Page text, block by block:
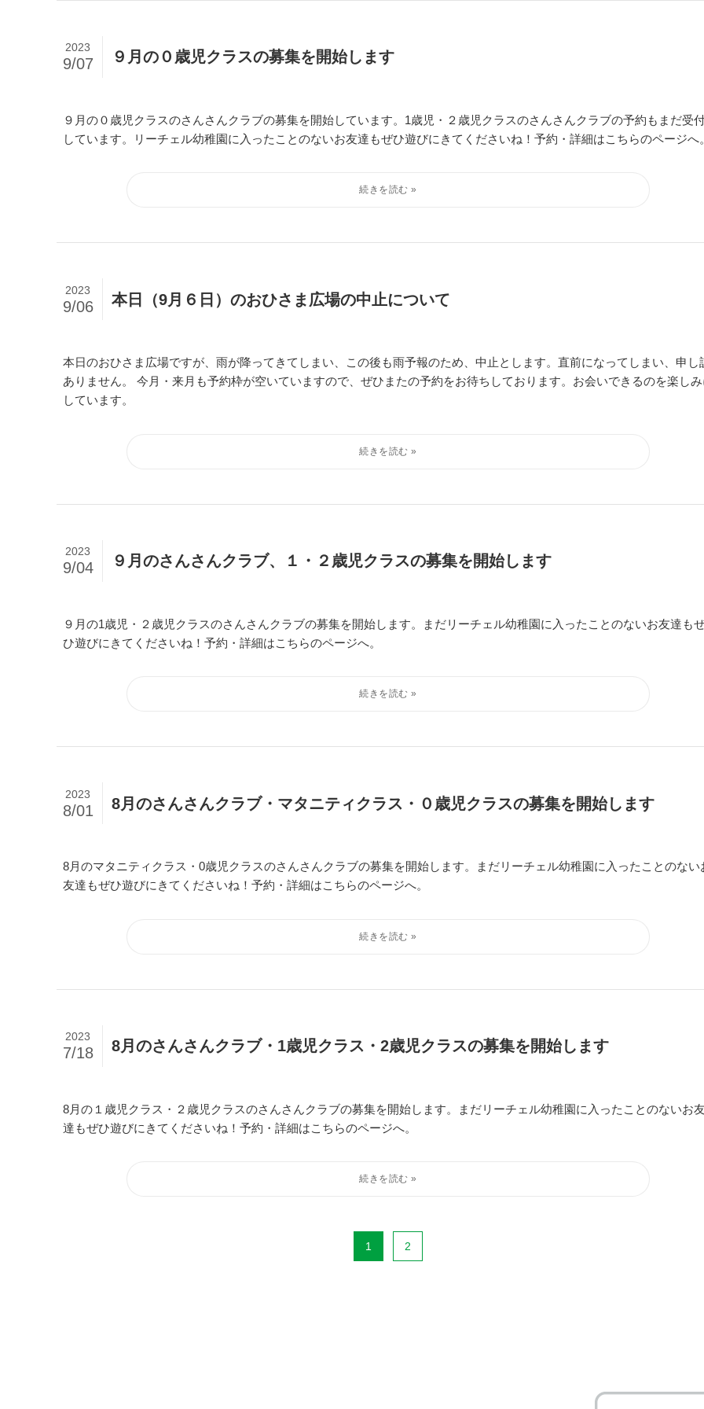
９月の０歳児クラスの募集を開始します
2023
9/07
９月の０歳児クラスのさんさんクラブの募集を開始しています。1歳児・２歳児クラスのさんさんクラブの予約もまだ受
しています。リーチェル幼稚園に入ったことのないお友達もぜひ遊びにきてくださいね！予約・詳細はこちらのページへ
本日（9月６日）のおひさま広場の中止について
2023
9/06
本日のおひさま広場ですが、雨が降ってきてしまい、この後も雨予報のため、中止とします。直前になってしまい、申し
ありません。 今月・来月も予約枠が空いていますので、ぜひまたの予約をお待ちしております。お会いできるのを楽し
しています。
９月のさんさんクラブ、１・２歳児クラスの募集を開始します
2023
9/04
９月の1歳児・２歳児クラスのさんさんクラブの募集を開始します。まだリーチェル幼稚園に入ったことのないお友達も
ひ遊びにきてくださいね！予約・詳細はこちらのページへ。
8月のさんさんクラブ・マタニティクラス・０歳児クラスの募集を開始します
2023
8/01
8月のマタニティクラス・0歳児クラスのさんさんクラブの募集を開始します。まだリーチェル幼稚園に入ったことのない
友達もぜひ遊びにきてくださいね！予約・詳細はこちらのページへ。
8月のさんさんクラブ・1歳児クラス・2歳児クラスの募集を開始します
2023
7/18
8月の１歳児クラス・２歳児クラスのさんさんクラブの募集を開始します。まだリーチェル幼稚園に入ったことのないお
達もぜひ遊びにきてくださいね！予約・詳細はこちらのページへ。
1 2